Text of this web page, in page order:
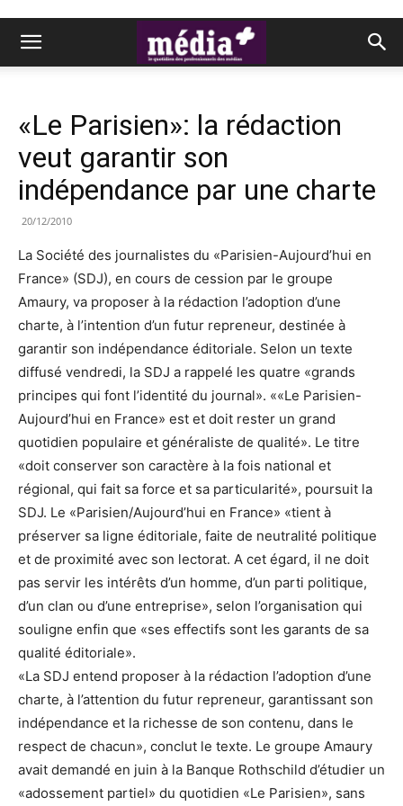
«Le Parisien»: la rédaction
veut garantir son
indépendance par une charte
20/12/2010
La Société des journalistes du «Parisien-Aujourd’hui en
France» (SDJ), en cours de cession par le groupe
Amaury, va proposer à la rédaction l’adoption d’une
charte, à l’intention d’un futur repreneur, destinée à
garantir son indépendance éditoriale. Selon un texte
diffusé vendredi, la SDJ a rappelé les quatre «grands
principes qui font l’identité du journal». ««Le Parisien-
Aujourd’hui en France» est et doit rester un grand
quotidien populaire et généraliste de qualité». Le titre
«doit conserver son caractère à la fois national et
régional, qui fait sa force et sa particularité», poursuit la
SDJ. Le «Parisien/Aujourd’hui en France» «tient à
préserver sa ligne éditoriale, faite de neutralité politique
et de proximité avec son lectorat. A cet égard, il ne doit
pas servir les intérêts d’un homme, d’un parti politique,
d’un clan ou d’une entreprise», selon l’organisation qui
souligne enfin que «ses effectifs sont les garants de sa
qualité éditoriale».
«La SDJ entend proposer à la rédaction l’adoption d’une
charte, à l’attention du futur repreneur, garantissant son
indépendance et la richesse de son contenu, dans le
respect de chacun», conclut le texte. Le groupe Amaury
avait demandé en juin à la Banque Rothschild d’étudier un
«adossement partiel» du quotidien «Le Parisien», sans